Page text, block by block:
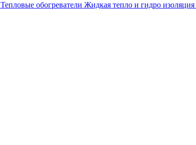
Тепловые обогреватели Жидкая тепло и гидро изоляция